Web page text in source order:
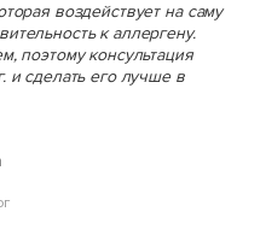
воздействует на саму
к аллергену.
поэтому консультация
и сделать его лучше в